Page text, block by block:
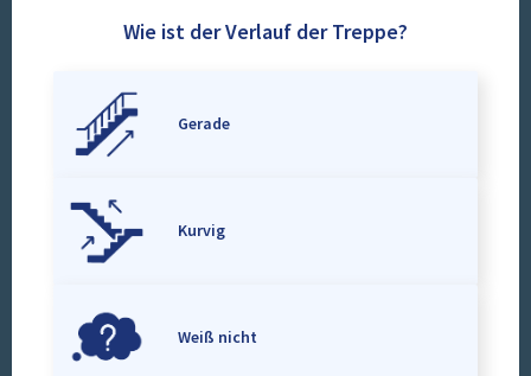
Wie ist der Verlauf der Treppe?
Gerade
Kurvig
Weiß nicht